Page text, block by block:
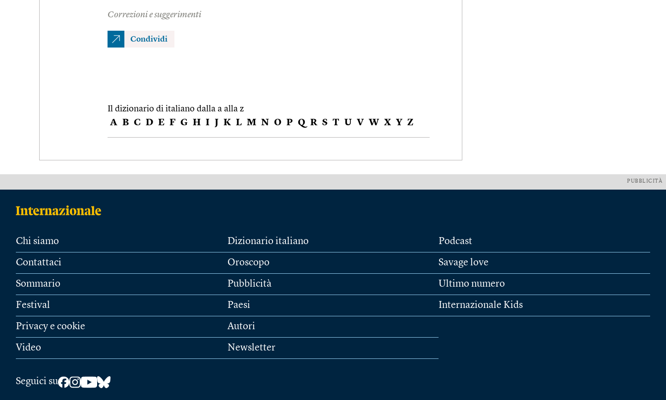
Correzioni e suggerimenti
Condividi
Il dizionario di italiano dalla a alla z
A B C D E F G H I J K L M N O P Q R S T U V W X Y Z
PUBBLICITÀ
Chi siamo
Contattaci
Sommario
Festival
Privacy e cookie
Video
Dizionario italiano
Oroscopo
Pubblicità
Paesi
Autori
Newsletter
Podcast
Savage love
Ultimo numero
Internazionale Kids
Seguici su